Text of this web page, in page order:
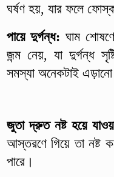
ঘর্ষণ হয়, যার ফলে
পায়ে দুর্গন্ধ:ঘাম
জন্ম নেয়, যা দুর্গন্ধ
সমস্যা অনেকটাই এড়ানো
জুতা দ্রুত নষ্ট হয়ে
আস্তরণে গিয়ে তা নষ্ট
পারে।